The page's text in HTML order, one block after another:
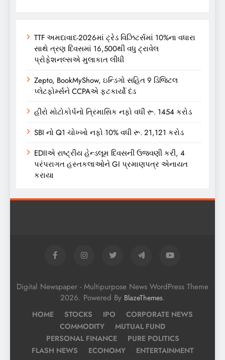
TTF અમદાવાદ-2026માં ટ્રેડ વિઝિટર્સમાં 10%ના વધારા
સાથે ત્રણ દિવસમાં 16,500થી વધુ ટ્રાવેલ
પ્રોફેશનલ્સએ મુલાકાત લીધી
Zepto, BookMyShow, ઇન્ડિગો સહિત 9 ડિજિટલ
પ્લેટફોર્મ્સને CCPAએ ફટકાર્યો દંડ
હીરો મોટોકોર્પનો ત્રિમાસિક નફો વધી રૂ. 1454 કરોડ
SBI નો Q1 ચોખ્ખો નફો 10% વધી રૂ. 21,121 કરોડ
EDIIએ રાષ્ટ્રીય હેન્ડલૂમ દિવસની ઉજવણી કરી, 4
પરંપરાગત હસ્તકલાઓને GI પ્રમાણપત્ર એનાયત
કરાયા
Digital Newspaper - Multipurpose News WordPress Theme
2026. Powered By BlazeThemes.
HOME STOCKS IPO
CORPORATE NEWS
COMMODITY
MUTUAL FUND
PERSONAL FINANCE
PURE POLITICS
FLASH NEWS
ECONOMY
ENTERTAINMENT